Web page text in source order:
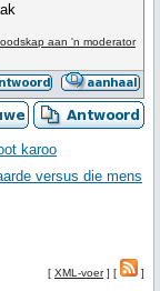
aan 'n moderator
karoo
versus die mens
[ XML-voer] [ ]